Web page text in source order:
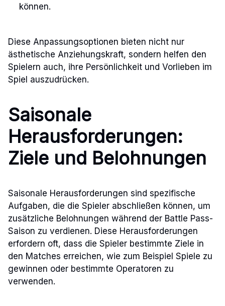
können.
Diese Anpassungsoptionen bieten nicht nur
ästhetische Anziehungskraft, sondern helfen den
Spielern auch, ihre Persönlichkeit und Vorlieben im
Spiel auszudrücken.
Saisonale
Herausforderungen:
Ziele und Belohnungen
Saisonale Herausforderungen sind spezifische
Aufgaben, die die Spieler abschließen können, um
zusätzliche Belohnungen während der Battle Pass-
Saison zu verdienen. Diese Herausforderungen
erfordern oft, dass die Spieler bestimmte Ziele in
den Matches erreichen, wie zum Beispiel Spiele zu
gewinnen oder bestimmte Operatoren zu
verwenden.